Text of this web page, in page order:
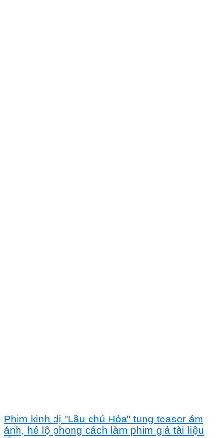
Phim kinh dị "Lầu chú Hỏa" tung teaser ám
ảnh, hé lộ phong cách làm phim giả tài liệu